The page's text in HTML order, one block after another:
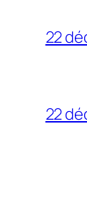
22
22